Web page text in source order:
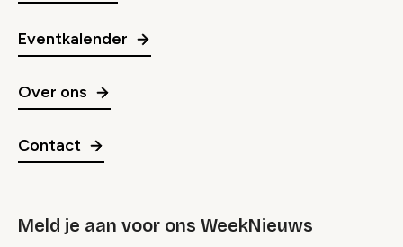
Eventkalender
Over ons
Contact
Meld je aan voor ons WeekNieuws